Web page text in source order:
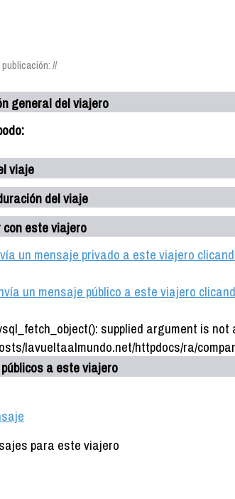
//
general del viajero
viaje
del viaje
este viajero
un mensaje privado a este viajero
un mensaje público a este viajero
supplied argument is not
lavueltaalmundo.net/httpdocs/ra/
a este viajero
para este viajero